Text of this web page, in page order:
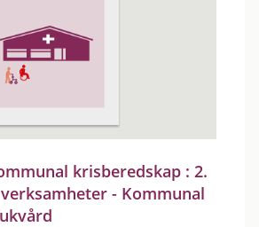
krisberedskap : 2.
- Kommunal